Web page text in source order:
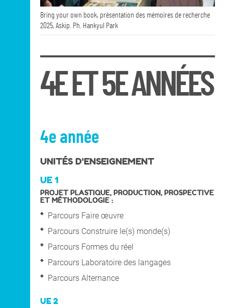
entre vérité et fiction, aux processus de
diffusion et de dissémination, aux instances de
domination propres aux langages et à
l’irréductible liberté des écritures et des formes
Équipe enseignante : Marion Daniel, Xie Lei,
Luc Barbier et Thierry Froger (coordination)
Bring your own book, présentation des mémoires de recherche
2025, Askip. Ph. Hankyul Park
4E ET 5E ANNÉES
4e année
UNITÉS D'ENSEIGNEMENT
UE 1
PROJET PLASTIQUE, PRODUCTION, PROSPECTIVE
ET MÉTHODOLOGIE :
Parcours Faire œuvre
Parcours Construire le(s) monde(s)
Parcours Formes du réel
Parcours Laboratoire des langages
Parcours Alternance
UE 2